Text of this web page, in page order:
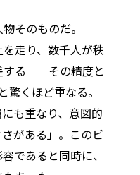
そのものだ。
走り、数千人が秩
する──その精度と
驚くほど重なる。
も重なり、意図的
がある」。このビ
であると同時に、